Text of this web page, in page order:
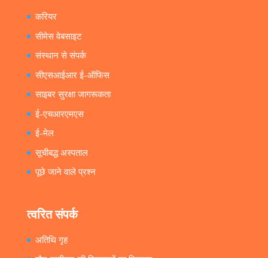
करियर
सीमेस वेबसाइट
संस्थान से संपर्क
सीएसआईआर ई-ऑफिस
साइबर सुरक्षा जागरूकता
ई-एचआरएमएस
ई-मेल
सूचीबद्ध अस्पताल
पूछे जाने वाले प्रश्न
त्वरित संपर्क
अतिथि गृह